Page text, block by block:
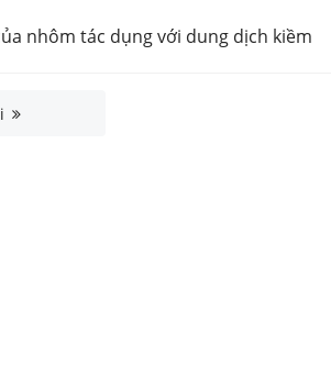
nhôm tác dụng với dung dịch kiềm